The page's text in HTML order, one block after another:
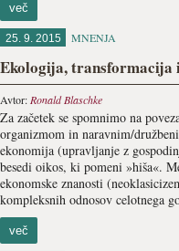
več
25. 9. 2015 MNENJA
Ekologija, transformacija
Avtor: Ronald Blaschke
Za začetek se spomnimo na
organizmom in naravnim/
ekonomija (upravljanje z
besedi oikos, ki pomeni »hiša«.
ekonomske znanosti
kompleksnih odnosov celotnega
več